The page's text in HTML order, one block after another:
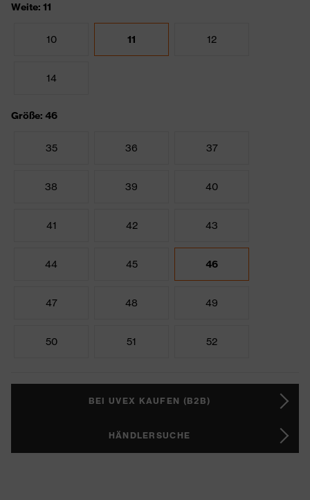
Weite: 11
10 11 12
14
Größe: 46
35 36 37
38 39 40
41 42 43
44 45 46
47 48 49
50 51 52
BEI UVEX KAUFEN (B2B)
HÄNDLERSUCHE